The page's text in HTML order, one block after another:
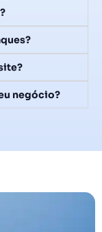
negócio?